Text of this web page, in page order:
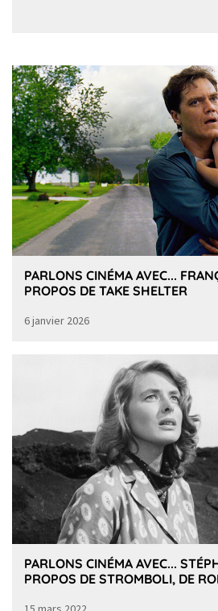
PARLONS CINÉMA AVEC...
PROPOS DE TAKE SHELTER
6 janvier 2026
PARLONS CINÉMA AVEC...
PROPOS DE STROMBOLI, DE